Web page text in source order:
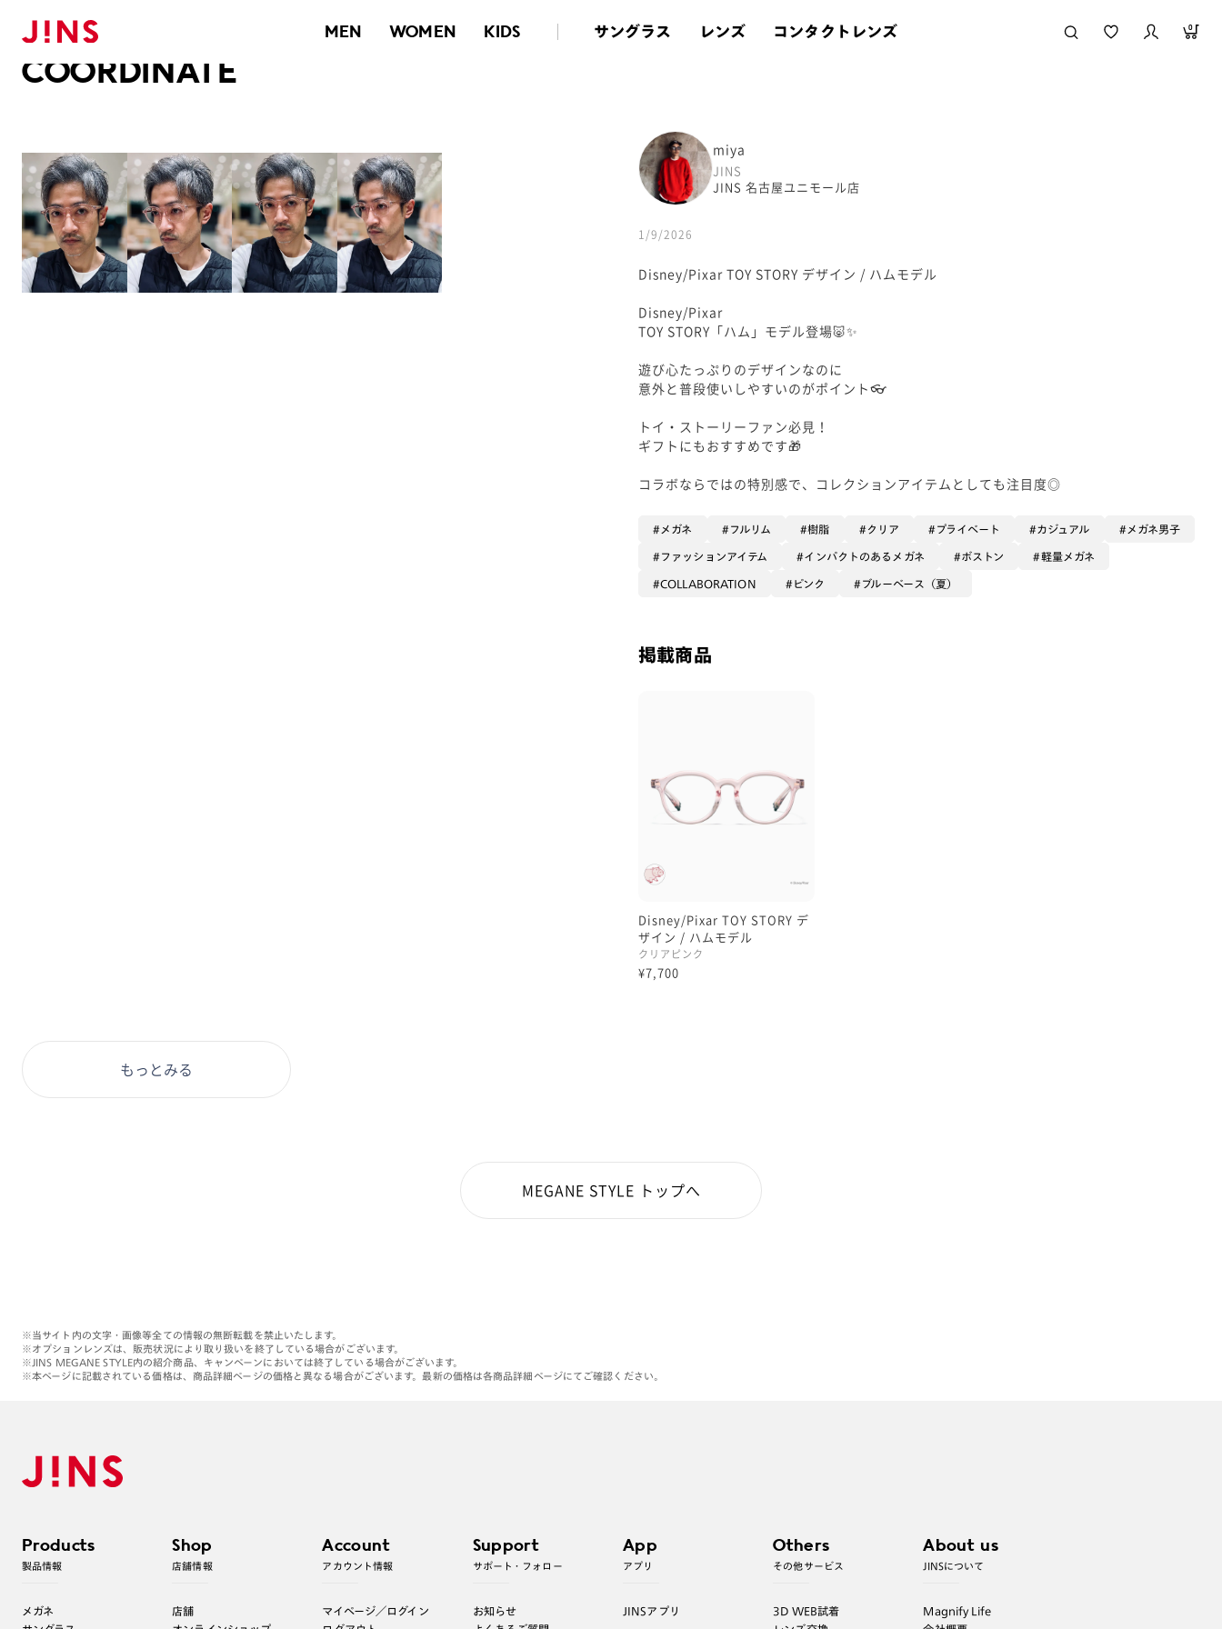
MEN WOMEN KIDS サングラス レンズ コンタクトレンズ 0
メガネのJINS TOP
COORDINATE
miya
JINS
JINS 名古屋ユニモール店
1/9/2026
Disney/Pixar TOY STORY デザイン / ハムモデル
Disney/Pixar
TOY STORY「ハム」モデル登場🐷✨
遊び心たっぷりのデザインなのに
意外と普段使いしやすいのがポイント👓
トイ・ストーリーファン必見！
ギフトにもおすすめです🎁
コラボならではの特別感で、コレクションアイテムとしても注目度◎
メガネ フルリム 樹脂 クリア プライベート カジュアル メガネ男子
ファッションアイテム インパクトのあるメガネ ボストン 軽量メガネ
COLLABORATION ピンク ブルーベース（夏）
掲載商品
Disney/Pixar TOY STORY デ
ザイン / ハムモデル
クリアピンク
¥7,700
もっとみる
MEGANE STYLE トップへ
※当サイト内の文字・画像等全ての情報の無断転載を禁止いたします。
※オプションレンズは、販売状況により取り扱いを終了している場合がございます。
※JINS MEGANE STYLE内の紹介商品、キャンペーンにおいては終了している場合がございます。
※本ページに記載されている価格は、商品詳細ページの価格と異なる場合がございます。最新の価格は各商品詳細ページにてご確認ください。
Products
製品情報
メガネ
Shop
店舗情報
店舗
Account
アカウント情報
マイページ／ログイン
Support
サポート・フォロー
お知らせ
App
アプリ
JINSアプリ
Others
その他サービス
3D WEB試着
About us
JINSについて
Magnify Life